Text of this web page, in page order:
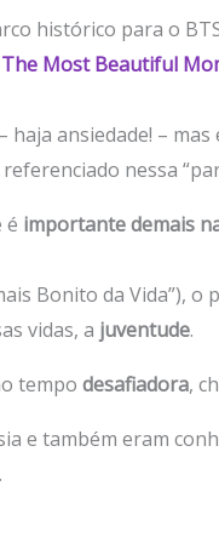
histórico para o
The Most Beautiful
ansiedade! – mas
nessa
é importante demais
Bonito da Vida”), o
vidas, a juventude.
tempo desafiadora,
e também eram